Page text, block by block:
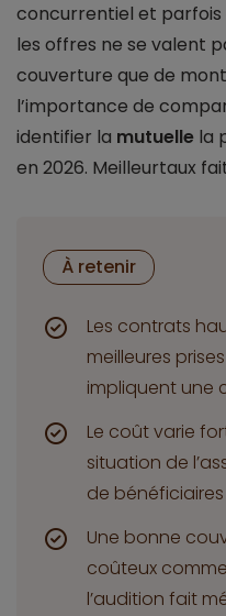
concurrentiel et
les offres ne se valent
couverture que de
l’importance de
identifier la mutuelle la
en 2026. Meilleurtaux
À retenir
Les contrats
meilleures
impliquent une
Le coût varie
situation de
de
Une bonne
coûteux
l’audition fait